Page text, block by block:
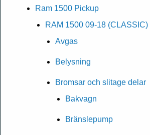
Ram 1500 Pickup
RAM 1500 09-18 (CLASSIC)
Avgas
Belysning
Bromsar och slitage delar
Bakvagn
Bränslepump